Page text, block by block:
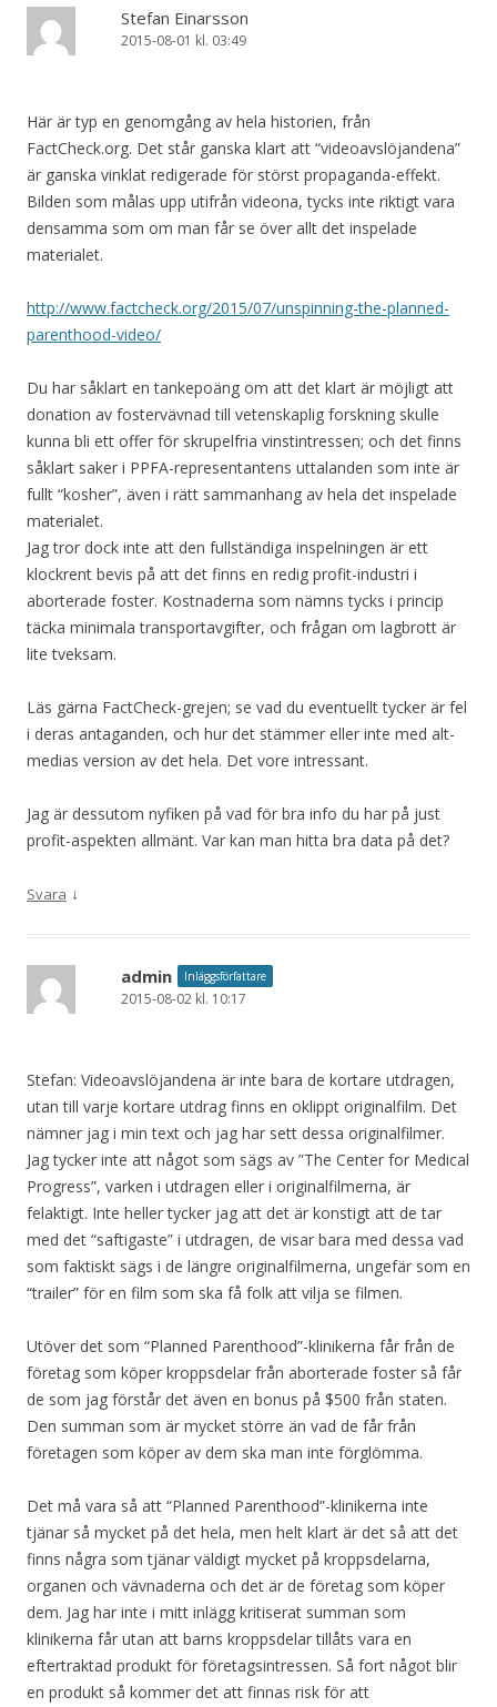
Stefan Einarsson
2015-08-01 kl. 03:49
Här är typ en genomgång av hela historien, från
FactCheck.org. Det står ganska klart att “videoavslöjandena”
är ganska vinklat redigerade för störst propaganda-effekt.
Bilden som målas upp utifrån videona, tycks inte riktigt vara
densamma som om man får se över allt det inspelade
materialet.
http://www.factcheck.org/2015/07/unspinning-the-planned-
parenthood-video/
Du har såklart en tankepoäng om att det klart är möjligt att
donation av fostervävnad till vetenskaplig forskning skulle
kunna bli ett offer för skrupelfria vinstintressen; och det finns
såklart saker i PPFA-representantens uttalanden som inte är
fullt “kosher”, även i rätt sammanhang av hela det inspelade
materialet.
Jag tror dock inte att den fullständiga inspelningen är ett
klockrent bevis på att det finns en redig profit-industri i
aborterade foster. Kostnaderna som nämns tycks i princip
täcka minimala transportavgifter, och frågan om lagbrott är
lite tveksam.
Läs gärna FactCheck-grejen; se vad du eventuellt tycker är fel
i deras antaganden, och hur det stämmer eller inte med alt-
medias version av det hela. Det vore intressant.
Jag är dessutom nyfiken på vad för bra info du har på just
profit-aspekten allmänt. Var kan man hitta bra data på det?
Svara ↓
admin Inläggsförfattare
2015-08-02 kl. 10:17
Stefan: Videoavslöjandena är inte bara de kortare utdragen,
utan till varje kortare utdrag finns en oklippt originalfilm. Det
nämner jag i min text och jag har sett dessa originalfilmer.
Jag tycker inte att något som sägs av ”The Center for Medical
Progress”, varken i utdragen eller i originalfilmerna, är
felaktigt. Inte heller tycker jag att det är konstigt att de tar
med det “saftigaste” i utdragen, de visar bara med dessa vad
som faktiskt sägs i de längre originalfilmerna, ungefär som en
“trailer” för en film som ska få folk att vilja se filmen.
Utöver det som “Planned Parenthood”-klinikerna får från de
företag som köper kroppsdelar från aborterade foster så får
de som jag förstår det även en bonus på $500 från staten.
Den summan som är mycket större än vad de får från
företagen som köper av dem ska man inte förglömma.
Det må vara så att “Planned Parenthood”-klinikerna inte
tjänar så mycket på det hela, men helt klart är det så att det
finns några som tjänar väldigt mycket på kroppsdelarna,
organen och vävnaderna och det är de företag som köper
dem. Jag har inte i mitt inlägg kritiserat summan som
klinikerna får utan att barns kroppsdelar tillåts vara en
eftertraktad produkt för företagsintressen. Så fort något blir
en produkt så kommer det att finnas risk för att